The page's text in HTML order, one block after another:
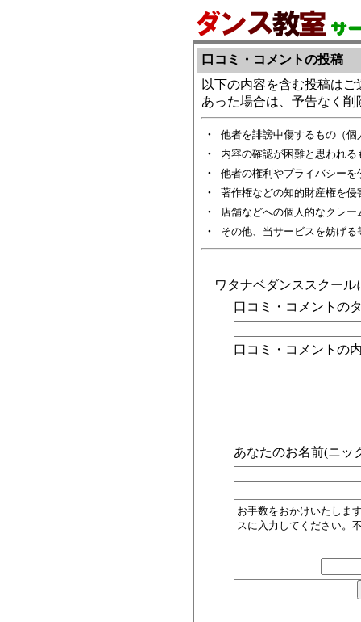
口コミ・コメントの投稿
以下の内容を含む投稿は
あった場合は、予告なく削
・
他者を誹謗中傷するもの（
・
内容の確認が困難と思われ
・
他者の権利やプライバシーを
・
著作権などの知的財産権を侵
・
店舗などへの個人的なクレ
・
その他、当サービスを妨げ
ワタナベダンススクー
口コミ・コメントの
口コミ・コメントの
あなたのお名前(ニッ
お手数をおかけいたしま
スに入力してください。